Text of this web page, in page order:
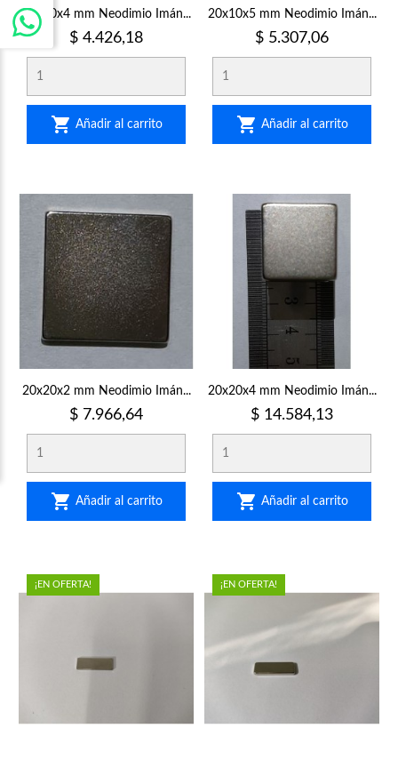
20x10x4 mm Neodimio Imán...
Precio
$ 4.426,18
 Añadir al carrito
20x10x5 mm Neodimio Imán...
Precio
$ 5.307,06
 Añadir al carrito
20x20x2 mm Neodimio Imán...
Precio
$ 7.966,64
 Añadir al carrito
20x20x4 mm Neodimio Imán...
Precio
$ 14.584,13
 Añadir al carrito
¡EN OFERTA! ¡EN OFERTA!